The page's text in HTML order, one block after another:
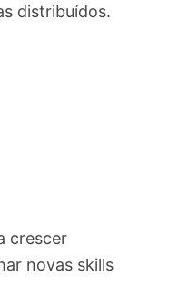
distribuídos.
crescer
novas skills